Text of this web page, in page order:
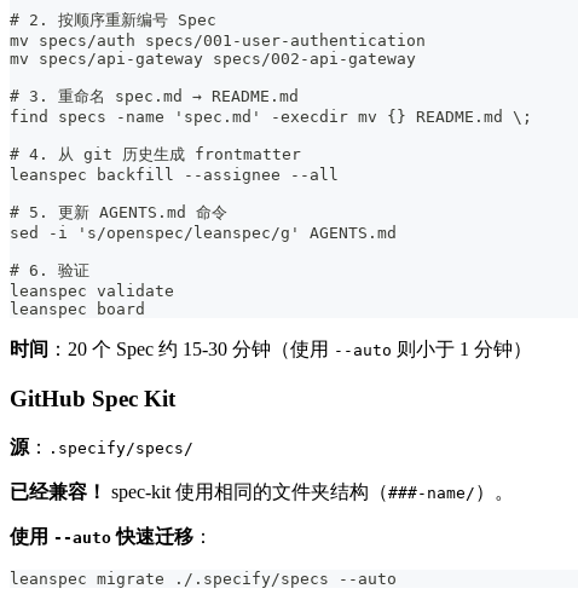
# 2. 按顺序重新编号 Spec
mv specs/auth specs/001-user-authentication
mv specs/api-gateway specs/002-api-gateway
# 3. 重命名 spec.md → README.md
find specs -name 'spec.md' -execdir mv {} README.md \;
# 4. 从 git 历史生成 frontmatter
leanspec backfill --assignee --all
# 5. 更新 AGENTS.md 命令
sed -i 's/openspec/leanspec/g' AGENTS.md
# 6. 验证
leanspec validate
leanspec board
时间 ：20 个 Spec 约 15-30 分钟（使用 --auto 则小于 1 分钟）
GitHub Spec Kit
源 ： .specify/specs/
已经兼容！ spec-kit 使用相同的文件夹结构（###-name/ ）。
使用 --auto 快速迁移 ：
leanspec migrate ./.specify/specs --auto